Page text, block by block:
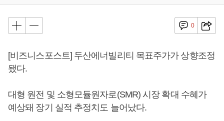
0
[비즈니스포스트] 두산에너빌리티 목표주가가 상향조정
됐다.
대형 원전 및 소형모듈원자로(SMR) 시장 확대 수혜가
예상돼 장기 실적 추정치도 늘어났다.